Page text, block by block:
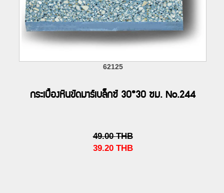
62125
กระเบื้องหินขัดมาร์เบล็กซ์ 30*30 ซม. No.244
49.00 THB
39.20 THB